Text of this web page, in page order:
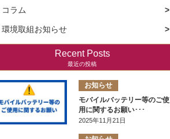
コラム
環境取組お知らせ
Recent Posts
最近の投稿
お知らせ
モバイルバッテリー等のご使
用に関するお願い･･･
2025年11月21日